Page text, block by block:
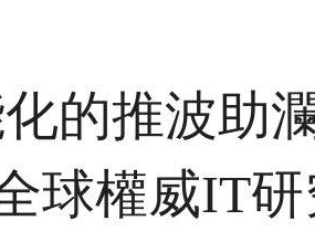
的推波助
球權威IT研